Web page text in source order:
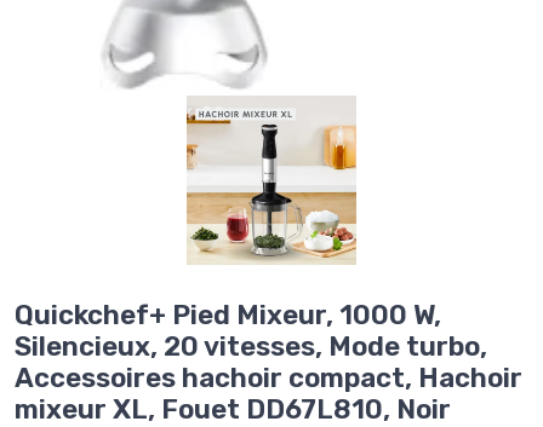
Quickchef+ Pied Mixeur, 1000 W,
Silencieux, 20 vitesses, Mode turbo,
Accessoires hachoir compact, Hachoir
mixeur XL, Fouet DD67L810, Noir